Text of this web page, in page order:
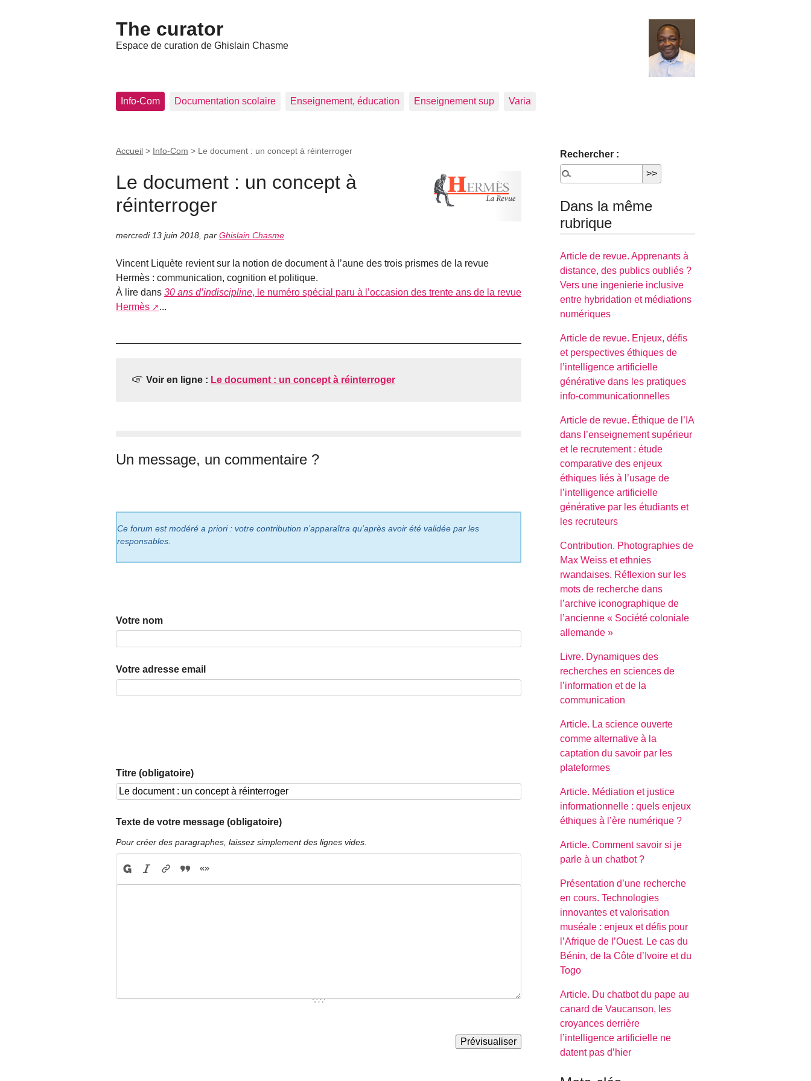
The curator
Espace de curation de Ghislain Chasme
Info-Com Documentation scolaire Enseignement, éducation Enseignement sup Varia
Accueil > Info-Com > Le document : un concept à réinterroger
Le document : un concept à
réinterroger
mercredi 13 juin 2018 par Ghislain Chasme
Vincent Liquète revient sur la notion de document à l’aune des trois prismes de la revue
Hermès : communication, cognition et politique.
À lire dans 30 ans d’indiscipline, le numéro spécial paru à l’occasion des trente ans de la revue
Hermès
...
Voir en ligne : Le document : un concept à réinterroger
Un message, un commentaire ?
Ce forum est modéré a priori : votre contribution n’apparaîtra qu’après avoir été validée par les
responsables.
Votre nom
Votre adresse email
Titre (obligatoire)
Texte de votre message (obligatoire)
Pour créer des paragraphes, laissez simplement des lignes vides.
Rechercher :
Dans la même
rubrique
Article de revue. Apprenants à
distance, des publics oubliés ?
Vers une ingenierie inclusive
entre hybridation et médiations
numériques
Article de revue. Enjeux, défis
et perspectives éthiques de
l’intelligence artificielle
générative dans les pratiques
info-communicationnelles
Article de revue. Éthique de l’IA
dans l’enseignement supérieur
et le recrutement : étude
comparative des enjeux
éthiques liés à l’usage de
l’intelligence artificielle
générative par les étudiants et
les recruteurs
Contribution. Photographies de
Max Weiss et ethnies
rwandaises. Réflexion sur les
mots de recherche dans
l’archive iconographique de
l’ancienne « Société coloniale
allemande »
Livre. Dynamiques des
recherches en sciences de
l’information et de la
communication
Article. La science ouverte
comme alternative à la
captation du savoir par les
plateformes
Article. Médiation et justice
informationnelle : quels enjeux
éthiques à l’ère numérique ?
Article. Comment savoir si je
parle à un chatbot ?
Présentation d’une recherche
en cours. Technologies
innovantes et valorisation
muséale : enjeux et défis pour
l’Afrique de l’Ouest. Le cas du
Bénin, de la Côte d’Ivoire et du
Togo
Article. Du chatbot du pape au
canard de Vaucanson, les
croyances derrière
l’intelligence artificielle ne
datent pas d’hier